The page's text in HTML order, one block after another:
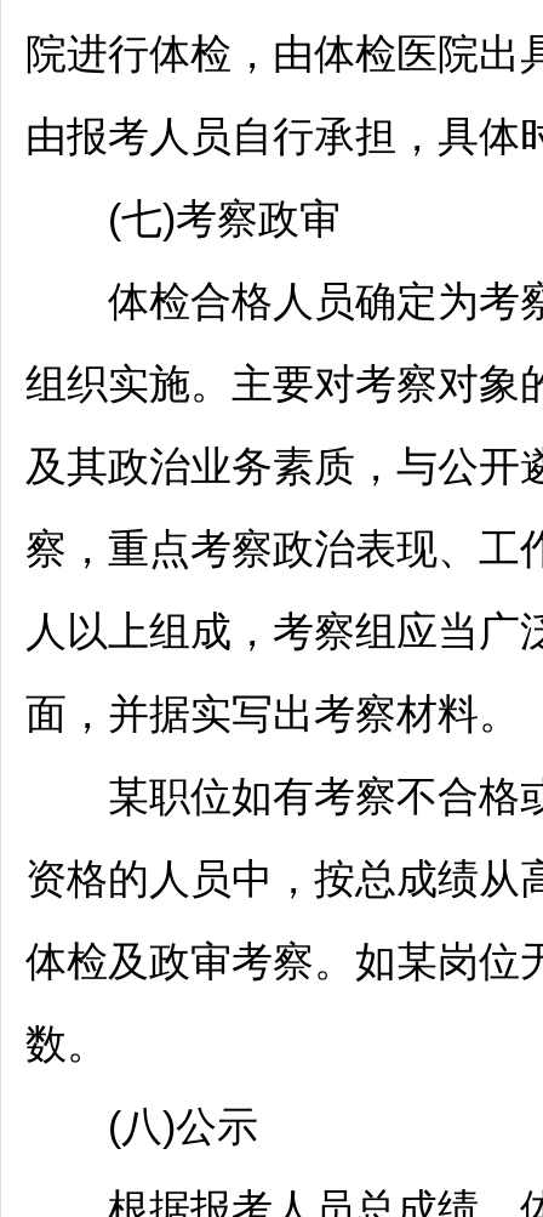
院进行体检，由体检医院出
由报考人员自行承担，具体
(七)考察政审
体检合格人员确定为考
组织实施。主要对考察对象
及其政治业务素质，与公开
察，重点考察政治表现、工
人以上组成，考察组应当
面，并据实写出考察材料。
某职位如有考察不合格
资格的人员中，按总成绩从
体检及政审考察。如某岗位
数。
(八)公示